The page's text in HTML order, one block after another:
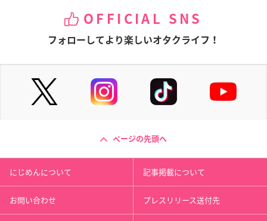
OFFICIAL SNS
フォローしてより楽しいオタクライフ！
ページの先頭へ
にじめんについて 記事掲載について
お問い合わせ プレスリリース送付先